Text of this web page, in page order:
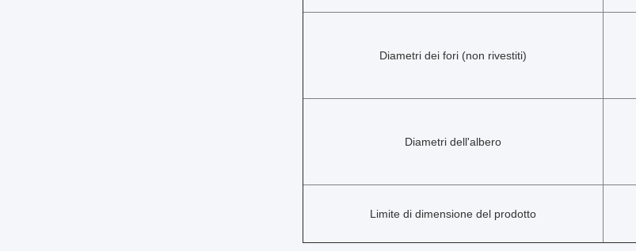
Diametri dei fori (non rivestiti)
Diametri dell'albero
Limite di dimensione del prodotto